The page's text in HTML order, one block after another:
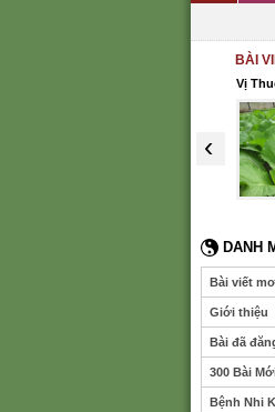
BÀI
‹
chữa ho. Bách bộ còn có tên
Vị
DANH
Bài viết
Giới thiệu
Bài đã
300 Bài
Bệnh Nhi